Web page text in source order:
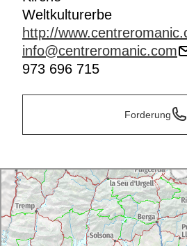
Weltkulturerbe
http://
info@centreromanic.com
973 696 715
Forderung